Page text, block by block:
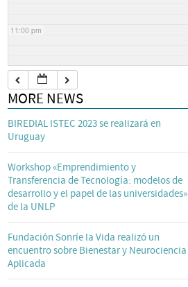
11:00 pm
MORE NEWS
BIREDIAL ISTEC 2023 se realizará en
Uruguay
Workshop «Emprendimiento y
Transferencia de Tecnología: modelos de
desarrollo y el papel de las universidades»
de la UNLP
Fundación Sonríe la Vida realizó un
encuentro sobre Bienestar y Neurociencia
Aplicada